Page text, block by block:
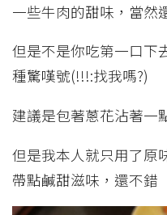
一些牛肉的甜味，當然
但是不是你吃第一口下
種驚嘆號(!!!:找我嗎?)
建議是包著蔥花沾著一
但是我本人就只用了原
帶點鹹甜滋味，還不錯